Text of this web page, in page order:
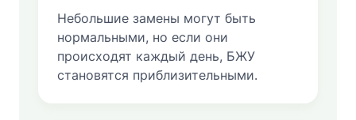
Небольшие замены могут быть
нормальными, но если они
происходят каждый день, БЖУ
становятся приблизительными.